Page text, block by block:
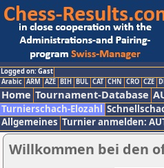
Logged on: Gast
Arabic ARM AZE BIH BUL CAT CHN CRO CZE
Home Tournament-Database
Turnierschach-Elozahl
Allgemeines Turnier anmelden:
Willkommen bei den